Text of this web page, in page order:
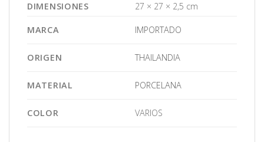
DIMENSIONES 27 × 27 × 2,5 cm
MARCA IMPORTADO
ORIGEN THAILANDIA
MATERIAL PORCELANA
COLOR VARIOS